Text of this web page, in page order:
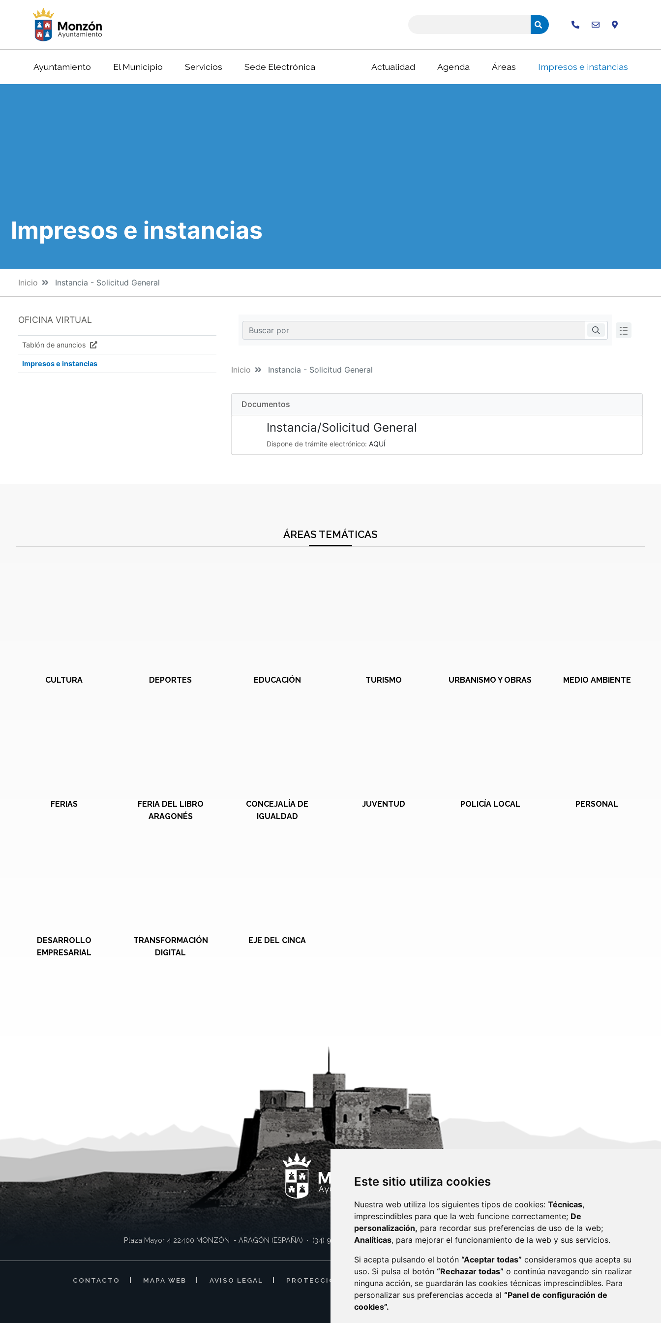
Este sitio utiliza cookies
Nuestra web utiliza los siguientes tipos de cookies: Técnicas,
imprescindibles para que la web funcione correctamente; De
personalización, para recordar sus preferencias de uso de la web;
Analíticas, para mejorar el funcionamiento de la web y sus servicios.
Si acepta pulsando el botón “Aceptar todas” consideramos que acepta su
uso. Si pulsa el botón “Rechazar todas” o continúa navegando sin realizar
ninguna acción, se guardarán las cookies técnicas imprescindibles. Para
personalizar sus preferencias acceda al “Panel de configuración de
cookies”.
Ayuntamiento El Municipio Servicios Sede Electrónica Actualidad Agenda Áreas Impresos e instancias
Impresos e instancias
Inicio Instancia - Solicitud General
OFICINA VIRTUAL
Tablón de anuncios
Impresos e instancias
Inicio Instancia - Solicitud General
Documentos
Instancia/Solicitud General
Dispone de trámite electrónico:AQUÍ
ÁREAS TEMÁTICAS
CULTURA DEPORTES EDUCACIÓN TURISMO URBANISMO Y OBRAS MEDIO AMBIENTE
FERIAS
FERIA DEL LIBRO
ARAGONÉS
CONCEJALÍA DE
IGUALDAD
JUVENTUD POLICÍA LOCAL PERSONAL
DESARROLLO
EMPRESARIAL
TRANSFORMACIÓN
DIGITAL
EJE DEL CINCA
Plaza Mayor 4 22400 MONZÓN - ARAGÓN (ESPAÑA) · (34) 974 400 700 ·sac@monzon.es monzon.es
CONTACTO MAPA WEB AVISO LEGAL PROTECCIÓN DE DATOS POLÍTICA DE COOKIES
ACCESIBILIDAD